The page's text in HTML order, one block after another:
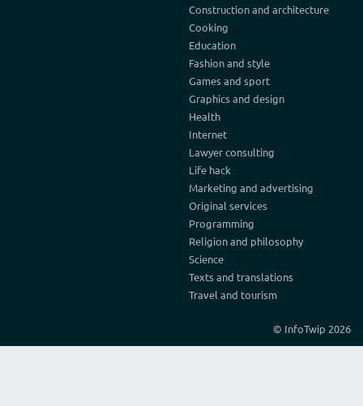
Construction and architecture
Cooking
Education
Fashion and style
Games and sport
Graphics and design
Health
Internet
Lawyer consulting
Life hack
Marketing and advertising
Original services
Programming
Religion and philosophy
Science
Texts and translations
Travel and tourism
© InfoTwip 2026